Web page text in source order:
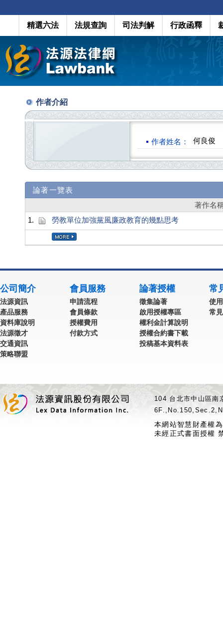
精選六法 法規查詢 司法判解 行政函釋
作者介紹
作者姓名： 何良俊
論著一覽表
著作名
1.
勞教單位加強黨風廉政教育的幾點思考
公司簡介
法源資訊
產品服務
資料庫說明
法源徵才
交通資訊
策略聯盟
會員服務
申請流程
會員條款
授權費用
付款方式
論著授權
徵集論著
啟用授權專區
權利金計算說明
授權合約書下載
投稿基本資料表
常
使
常
104 台北市中山區
本網站智慧財產權
未經正式書面授權